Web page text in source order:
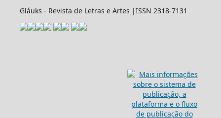
Gláuks - Revista de Letras e Artes |ISSN 2318-7131